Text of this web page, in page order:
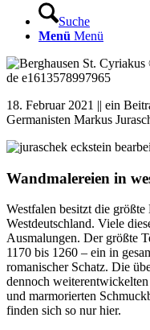
Suche
Menü Menü
18. Februar 2021 || ein
Germanisten Markus
Wandmalereien in
Westfalen besitzt die
Westdeutschland. Viele
Ausmalungen. Der größte
1170 bis 1260 – ein in
romanischer Schatz. Die
dennoch
und marmorierten
finden sich so nur hier.